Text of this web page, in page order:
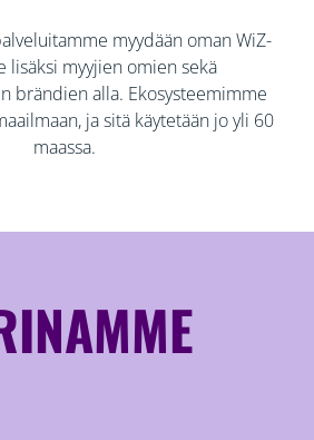
myydään oman WiZ-
lisäksi myyjien omien sekä
brändien alla. Ekosysteemimme
ja sitä käytetään jo yli 60
maassa.​